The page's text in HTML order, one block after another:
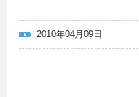
2010年04月09日